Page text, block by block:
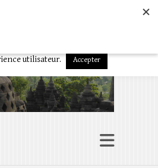
soi
similaires pour disposer de
d'intérêts et vous garantir une
utilisateur.
Accepter